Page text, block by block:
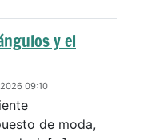
y el
09:10
de moda,